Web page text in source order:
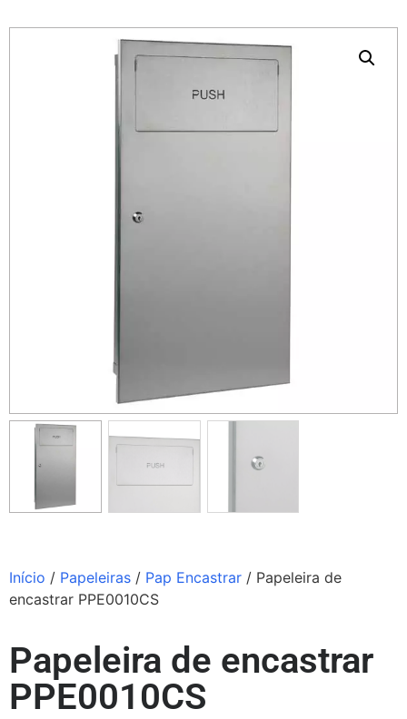
Início / Papeleiras / Pap Encastrar / Papeleira de
encastrar PPE0010CS
Papeleira de encastrar
PPE0010CS